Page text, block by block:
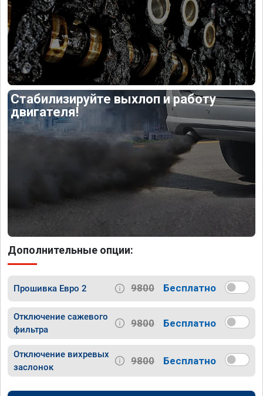
Стабилизируйте выхлоп и работу
двигателя!
Дополнительные опции:
Прошивка Евро 2 9800 Бесплатно
Отключение сажевого
фильтра
9800 Бесплатно
Отключение вихревых
заслонок
9800 Бесплатно